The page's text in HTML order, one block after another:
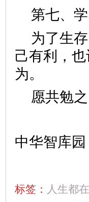
第七、
为了生
己有利，
为。
愿共勉之
中华智库园
标签： 人生都